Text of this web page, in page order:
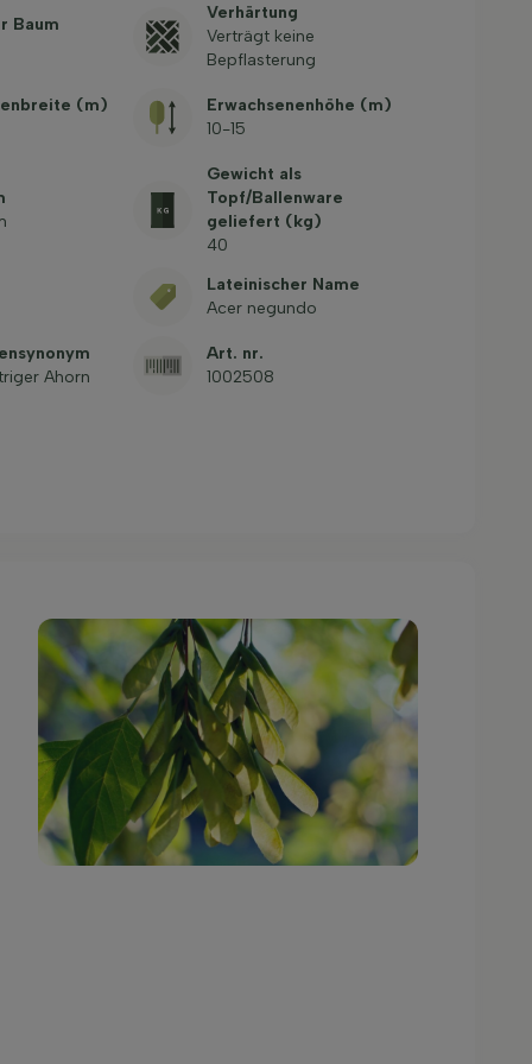
Baum
Verhärtung
Verträgt keine
Bepflasterung
(m)
Erwachsenenhöhe (m)
10-15
Gewicht als
Topf/Ballenware
geliefert (kg)
40
Lateinischer Name
Acer negundo
Ahorn
Art. nr.
1002508